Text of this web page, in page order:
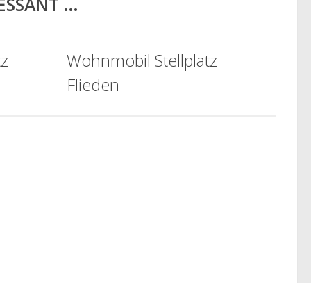
Wohnmobil Stellplatz
Flieden